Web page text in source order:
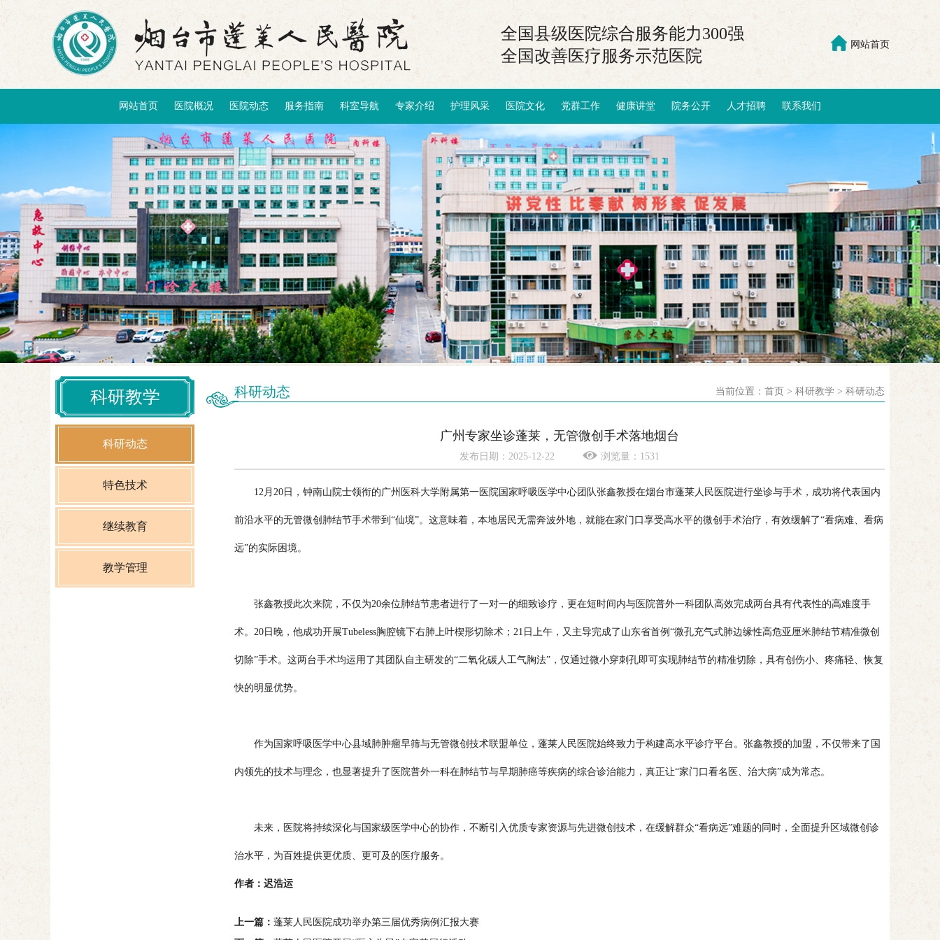
全国县级医院综合服务能力300强
全国改善医疗服务示范医院
网站首页
网站首页 医院概况 医院动态 服务指南 科室导航 专家介绍 护理风采 医院文化 党群工作 健康讲堂 院务公开 人才招聘 联系我们
科研教学
科研动态
特色技术
继续教育
教学管理
科研动态 当前位置：首页 > 科研教学 > 科研动态
广州专家坐诊蓬莱，无管微创手术落地烟台
发布日期：2025-12-22 浏览量：1531
12月20日，钟南山院士领衔的广州医科大学附属第一医院国家呼吸医学中心团队张鑫教授在烟台市蓬莱人民医院进行坐诊与手术，成功将代表国内
前沿水平的无管微创肺结节手术带到“仙境”。这意味着，本地居民无需奔波外地，就能在家门口享受高水平的微创手术治疗，有效缓解了“看病难、看病
远”的实际困境。
张鑫教授此次来院，不仅为20余位肺结节患者进行了一对一的细致诊疗，更在短时间内与医院普外一科团队高效完成两台具有代表性的高难度手
术。20日晚，他成功开展Tubeless胸腔镜下右肺上叶楔形切除术；21日上午，又主导完成了山东省首例“微孔充气式肺边缘性高危亚厘米肺结节精准微创
切除”手术。这两台手术均运用了其团队自主研发的“二氧化碳人工气胸法”，仅通过微小穿刺孔即可实现肺结节的精准切除，具有创伤小、疼痛轻、恢复
快的明显优势。
作为国家呼吸医学中心县域肺肿瘤早筛与无管微创技术联盟单位，蓬莱人民医院始终致力于构建高水平诊疗平台。张鑫教授的加盟，不仅带来了国
内领先的技术与理念，也显著提升了医院普外一科在肺结节与早期肺癌等疾病的综合诊治能力，真正让“家门口看名医、治大病”成为常态。
未来，医院将持续深化与国家级医学中心的协作，不断引入优质专家资源与先进微创技术，在缓解群众“看病远”难题的同时，全面提升区域微创诊
治水平，为百姓提供更优质、更可及的医疗服务。
作者：迟浩运
上一篇： 蓬莱人民医院成功举办第三届优秀病例汇报大赛